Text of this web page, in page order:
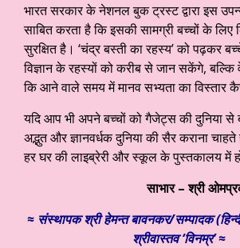
भारत सरकार के नेशनल बुक ट्रस्ट द्वारा इस
साबित करता है कि इसकी सामग्री बच्चों के लिए
सुरक्षित है। ‘चंद्र बस्ती का रहस्य’ को पढ़कर
विज्ञान के रहस्यों को करीब से जान सकेंगे,
कि आने वाले समय में मानव सभ्यता का विस्तार
यदि आप भी अपने बच्चों को गैजेट्स की दुनिया से
अद्भुत और ज्ञानवर्धक दुनिया की सैर कराना
हर घर की लाइब्रेरी और स्कूल के पुस्तकालय में
साभार –श्री
≈ संस्थापक श्री हेमन्त बावनकर/सम्पादक
श्रीवास्तव ‘विनम्र’ ≈